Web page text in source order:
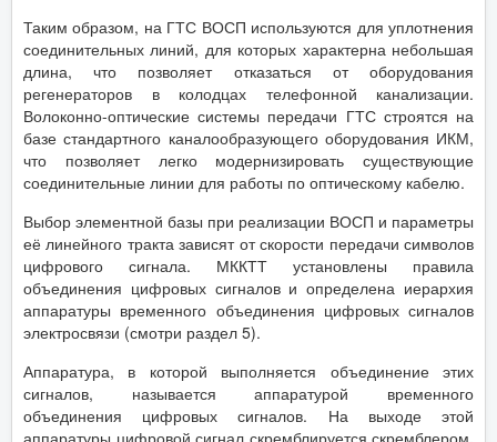
Таким образом, на ГТС ВОСП используются для уплотнения
соединительных линий, для которых характерна небольшая
длина, что позволяет отказаться от оборудования
регенераторов в колодцах телефонной канализации.
Волоконно-оптические системы передачи ГТС строятся на
базе стандартного каналообразующего оборудования ИКМ,
что позволяет легко модернизировать существующие
соединительные линии для работы по оптическому кабелю.
Выбор элементной базы при реализации ВОСП и параметры
её линейного тракта зависят от скорости передачи символов
цифрового сигнала. МККТТ установлены правила
объединения цифровых сигналов и определена иерархия
аппаратуры временного объединения цифровых сигналов
электросвязи (смотри раздел 5).
Аппаратура, в которой выполняется объединение этих
сигналов, называется аппаратурой временного
объединения цифровых сигналов. На выходе этой
аппаратуры цифровой сигнал скремблируется скремблером,